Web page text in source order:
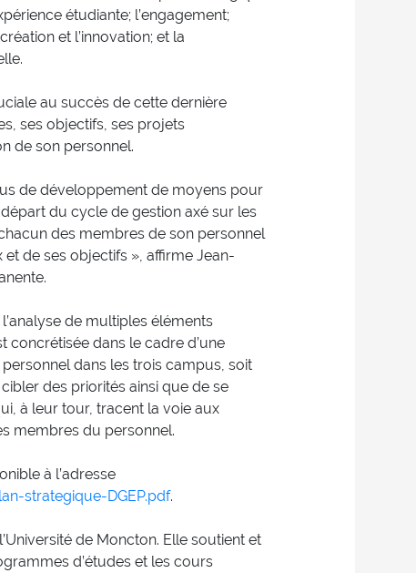
étudiante; l’engagement;
et l’innovation; et la
au succès de cette dernière
ses objectifs, ses projets
de son personnel.
de développement de moyens pour
départ du cycle de gestion axé sur les
des membres de son personnel
et de ses objectifs », affirme Jean-
de multiples éléments
concrétisée dans le cadre d’une
dans les trois campus, soit
des priorités ainsi que de se
à leur tour, tracent la voie aux
membres du personnel.
à l’adresse
strategique-DGEP.pdf.
de Moncton. Elle soutient et
d’études et les cours